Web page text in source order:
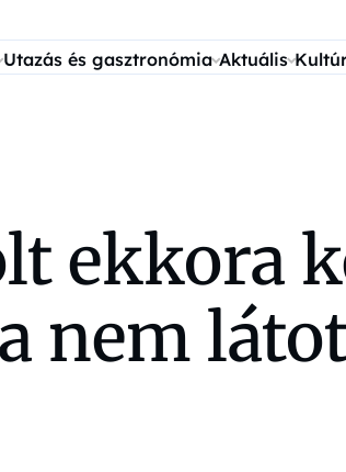
Utazás és gasztronómia Aktuális
ekkora
nem